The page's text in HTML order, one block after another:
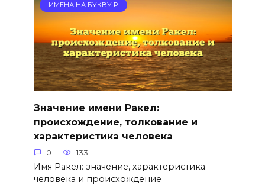
ИМЕНА НА БУКВУ Р
Значение имени Ракел:
происхождение, толкование и
характеристика человека
0 133
Имя Ракел: значение, характеристика
человека и происхождение